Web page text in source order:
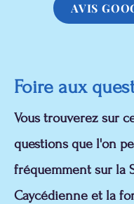
AVIS
Foire aux
Vous trouverez sur
questions que l'on
fréquemment sur la
Caycédienne et la